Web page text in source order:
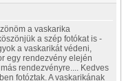
a vaskarika
a szép fotókat is -
a vaskarikát védeni,
egy rendezvény elején
rendezvényre.... Kedves
fotóztak. A vaskarikának